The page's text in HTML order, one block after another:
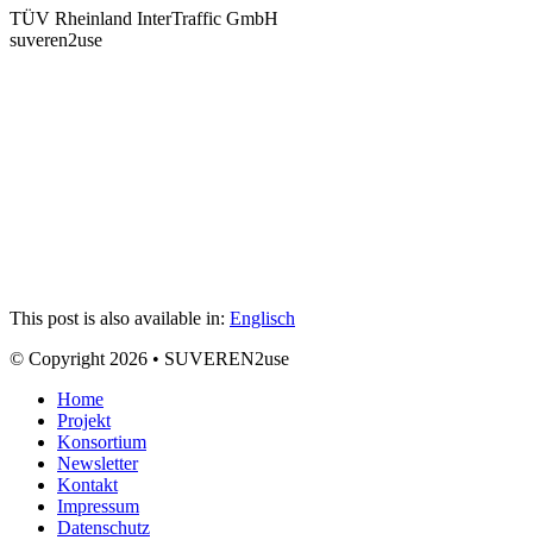
TÜV Rheinland InterTraffic GmbH
suveren2use
This post is also available in: Englisch
© Copyright 2026 • SUVEREN2use
Home
Projekt
Konsortium
Newsletter
Kontakt
Impressum
Datenschutz